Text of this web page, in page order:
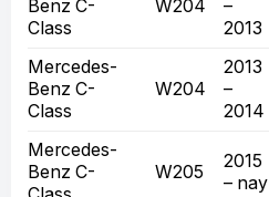
Benz C-
Class
W204
–
2013
Mercedes-
Benz C-
Class
W204
2013
–
2014
Mercedes-
Benz C-
W205
2015
– nay